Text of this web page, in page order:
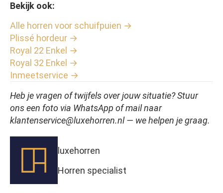
Bekijk ook:
Alle horren voor schuifpuien →
Plissé hordeur →
Royal 22 Enkel →
Royal 32 Enkel →
Inmeetservice →
Heb je vragen of twijfels over jouw situatie? Stuur
ons een foto via WhatsApp of mail naar
klantenservice@luxehorren.nl — we helpen je graag.
luxehorren
Horren specialist